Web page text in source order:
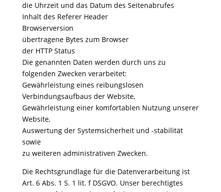
die Uhrzeit und das Datum des Seitenabrufes
Inhalt des Referer Header
Browserversion
übertragene Bytes zum Browser
der HTTP Status
Die genannten Daten werden durch uns zu
folgenden Zwecken verarbeitet:
Gewährleistung eines reibungslosen
Verbindungsaufbaus der Website,
Gewährleistung einer komfortablen Nutzung unserer
Website,
Auswertung der Systemsicherheit und -stabilität
sowie
zu weiteren administrativen Zwecken.
Die Rechtsgrundlage für die Datenverarbeitung ist
Art. 6 Abs. 1 S. 1 lit. f DSGVO. Unser berechtigtes